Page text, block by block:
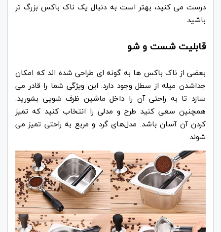
درست می کنید، بهتر است به دنبال یک ناک باکس بزرگ‌ تر
باشید.
قابلیت شست و شو
بعضی از ناک باکس ها به گونه ای طراحی شده اند که امکان
جداشدن میله از سطل وجود دارد. این ویژگی شما را قادر می
سازد تا به راحتی آن را داخل ماشین ظرف شویی بشورید.
همچنین سعی کنید طرح و مدلی را انتخاب کنید که تمیز
کردن آن آسان باشد. مدل‌های گرد و مربع به راحتی تمیز می
شوند.